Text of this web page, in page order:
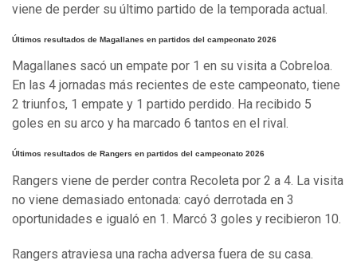
viene de perder su último partido de la temporada actual.
Últimos resultados de Magallanes en partidos del campeonato 2026
Magallanes sacó un empate por 1 en su visita a Cobreloa.
En las 4 jornadas más recientes de este campeonato, tiene
2 triunfos, 1 empate y 1 partido perdido. Ha recibido 5
goles en su arco y ha marcado 6 tantos en el rival.
Últimos resultados de Rangers en partidos del campeonato 2026
Rangers viene de perder contra Recoleta por 2 a 4. La visita
no viene demasiado entonada: cayó derrotada en 3
oportunidades e igualó en 1. Marcó 3 goles y recibieron 10.
Rangers atraviesa una racha adversa fuera de su casa.